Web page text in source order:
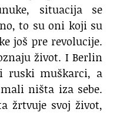
situacija se
to su oni koji su
još pre revolucije.
život. I Berlin
ruski muškarci, a
ništa iza sebe.
žrtvuje svoj život,